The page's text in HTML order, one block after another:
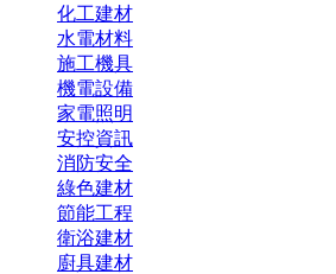
化工建材
水電材料
施工機具
機電設備
家電照明
安控資訊
消防安全
綠色建材
節能工程
衛浴建材
廚具建材